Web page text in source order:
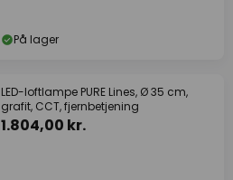
På lager
LED-loftlampe PURE Lines, Ø 35 cm,
grafit, CCT, fjernbetjening
1.804,00 kr.